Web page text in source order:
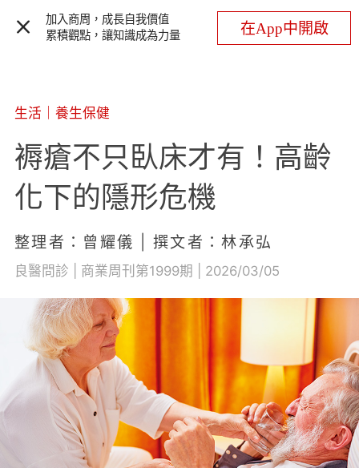
加入商周，成長自我價值
累積觀點，讓知識成為力量
在App中開啟
生活 養生保健
褥瘡不只臥床才有！高齡
化下的隱形危機
整理者：曾耀儀 | 撰文者：林承弘
良醫問診 | 商業周刊第1999期 | 2026/03/05